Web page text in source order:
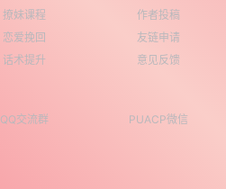
撩妹课程
恋爱挽回
话术提升
作者投稿
友链申请
意见反馈
QQ交流群 PUACP微信